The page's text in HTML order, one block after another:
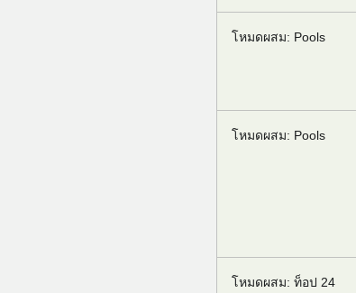
โหมดผสม: Pools
โหมดผสม: Pools
โหมดผสม: ท็อป 24